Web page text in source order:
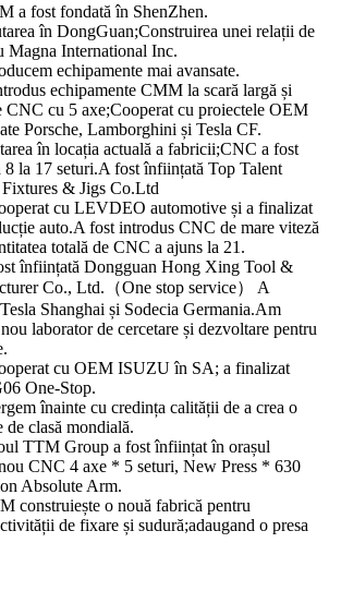
a fost fondată în ShenZhen.
în DongGuan;Construirea unei relații de
Magna International Inc.
echipamente mai avansate.
echipamente CMM la scară largă și
CNC cu 5 axe;Cooperat cu proiectele OEM
Porsche, Lamborghini și Tesla CF.
în locația actuală a fabricii;CNC a fost
8 la 17 seturi.A fost înființată Top Talent
& Jigs Co.Ltd
cu LEVDEO automotive și a finalizat
auto.A fost introdus CNC de mare viteză
totală de CNC a ajuns la 21.
înființată Dongguan Hong Xing Tool &
Co., Ltd.（One stop service） A
Shanghai și Sodecia Germania.Am
laborator de cercetare și dezvoltare pentru
cu OEM ISUZU în SA; a finalizat
One-Stop.
înainte cu credința calității de a crea o
de clasă mondială.
TTM Group a fost înființat în orașul
CNC 4 axe * 5 seturi, New Press * 630
Absolute Arm.
construiește o nouă fabrică pentru
de fixare și sudură;adaugand o presa